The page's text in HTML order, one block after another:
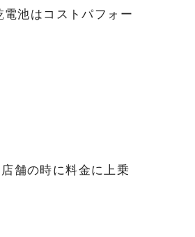
池はコストパフォー
舗の時に料金に上乗